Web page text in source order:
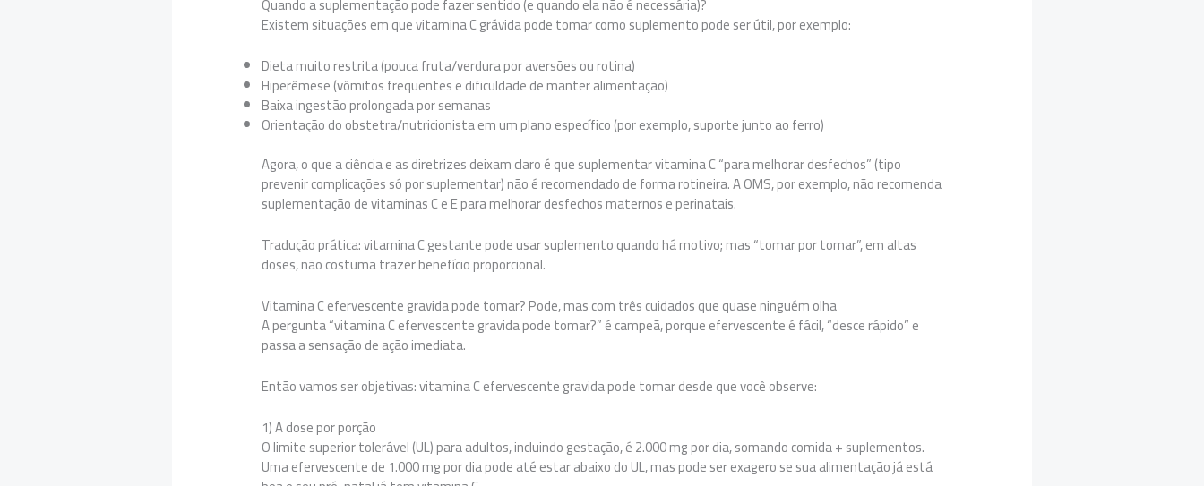
Existem situações em que vitamina C grávida pode tomar como suplemento pode ser útil, por exemplo:
Dieta muito restrita (pouca fruta/verdura por aversões ou rotina)
Hiperêmese (vômitos frequentes e dificuldade de manter alimentação)
Baixa ingestão prolongada por semanas
Orientação do obstetra/nutricionista em um plano específico (por exemplo, suporte junto ao ferro)
Agora, o que a ciência e as diretrizes deixam claro é que suplementar vitamina C “para melhorar desfechos” (tipo
prevenir complicações só por suplementar) não é recomendado de forma rotineira. A OMS, por exemplo, não recomenda
suplementação de vitaminas C e E para melhorar desfechos maternos e perinatais.
Tradução prática: vitamina C gestante pode usar suplemento quando há motivo; mas “tomar por tomar”, em altas
doses, não costuma trazer benefício proporcional.
Vitamina C efervescente gravida pode tomar? Pode, mas com três cuidados que quase ninguém olha
A pergunta “vitamina C efervescente gravida pode tomar?” é campeã, porque efervescente é fácil, “desce rápido” e
passa a sensação de ação imediata.
Então vamos ser objetivas: vitamina C efervescente gravida pode tomar desde que você observe:
1) A dose por porção
O limite superior tolerável (UL) para adultos, incluindo gestação, é 2.000 mg por dia, somando comida + suplementos.
Uma efervescente de 1.000 mg por dia pode até estar abaixo do UL, mas pode ser exagero se sua alimentação já está